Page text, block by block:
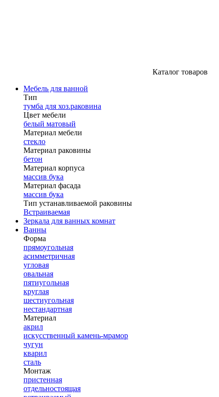
Каталог товаров
Мебель для ванной
Тип
тумба для хоз.раковина
Цвет мебели
белый матовый
Материал мебели
стекло
Материал раковины
бетон
Материал корпуса
массив бука
Материал фасада
массив бука
Тип устанавливаемой раковины
Встраиваемая
Зеркала для ванных комнат
Ванны
Форма
прямоугольная
асимметричная
угловая
овальная
пятиугольная
круглая
шестиугольная
нестандартная
Материал
акрил
искусственный камень-мрамор
чугун
кварил
сталь
Монтаж
пристенная
отдельностоящая